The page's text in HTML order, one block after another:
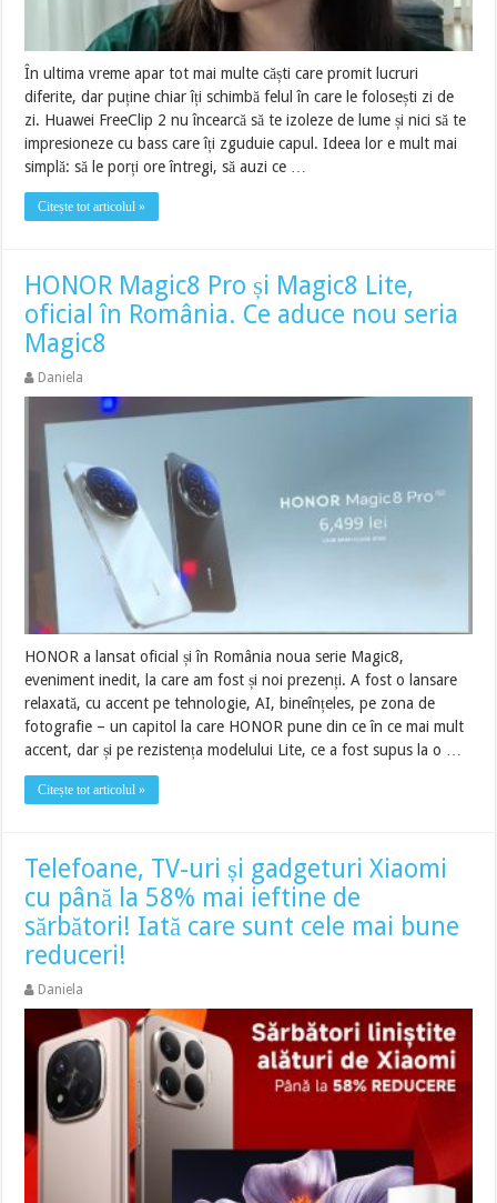
În ultima vreme apar tot mai multe căști care promit lucruri
diferite, dar puține chiar îți schimbă felul în care le folosești zi de
zi. Huawei FreeClip 2 nu încearcă să te izoleze de lume și nici să te
impresioneze cu bass care îți zguduie capul. Ideea lor e mult mai
simplă: să le porți ore întregi, să auzi ce …
Citește tot articolul »
HONOR Magic8 Pro și Magic8 Lite,
oficial în România. Ce aduce nou seria
Magic8
Daniela
HONOR a lansat oficial și în România noua serie Magic8,
eveniment inedit, la care am fost și noi prezenți. A fost o lansare
relaxată, cu accent pe tehnologie, AI, bineînțeles, pe zona de
fotografie – un capitol la care HONOR pune din ce în ce mai mult
accent, dar și pe rezistența modelului Lite, ce a fost supus la o …
Citește tot articolul »
Telefoane, TV-uri și gadgeturi Xiaomi
cu până la 58% mai ieftine de
sărbători! Iată care sunt cele mai bune
reduceri!
Daniela